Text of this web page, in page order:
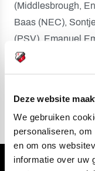
Deze website
We gebruiken
personaliseren,
en om ons
informatie over uw
(Middlesbrough,
Baas (NEC),
(PSV), Emanuel
Frankrijk), Fedde
(Standard Luik,